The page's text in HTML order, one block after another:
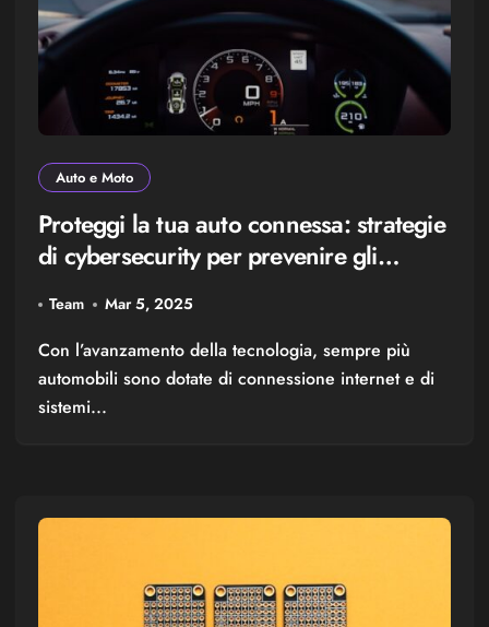
Auto e Moto
Proteggi la tua auto connessa: strategie
di cybersecurity per prevenire gli
Team Mar 5, 2025
Con l’avanzamento della tecnologia, sempre più
automobili sono dotate di connessione internet e di
sistemi...